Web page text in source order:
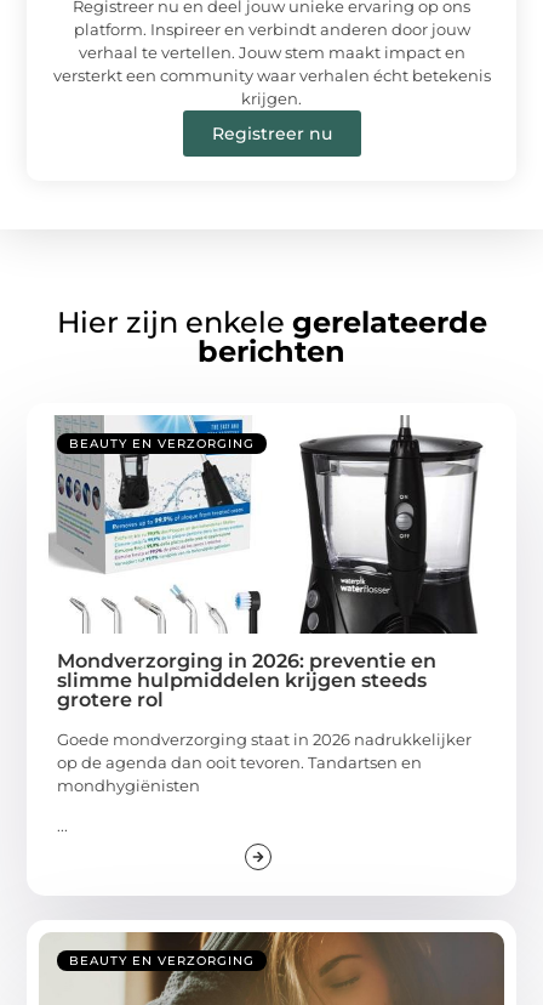
Registreer nu en deel jouw unieke ervaring op ons
platform. Inspireer en verbindt anderen door jouw
verhaal te vertellen. Jouw stem maakt impact en
versterkt een community waar verhalen écht betekenis
krijgen.
Registreer nu
Hier zijn enkele gerelateerde
berichten
BEAUTY EN VERZORGING
Mondverzorging in 2026: preventie en
slimme hulpmiddelen krijgen steeds
grotere rol
Goede mondverzorging staat in 2026 nadrukkelijker
op de agenda dan ooit tevoren. Tandartsen en
mondhygiënisten
...
BEAUTY EN VERZORGING